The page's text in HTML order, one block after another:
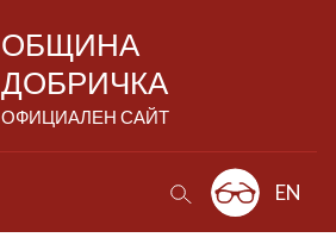
ОБЩИНА
ДОБРИЧКА
ОФИЦИАЛЕН САЙТ
EN